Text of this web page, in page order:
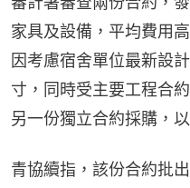
家具及設備，平均費用
因考慮宿舍單位最新設
寸，同時受主要工程合
另一份獨立合約採購，
青協續指，該份合約批